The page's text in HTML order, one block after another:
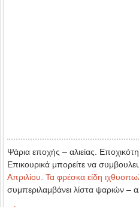
Ψάρια εποχής – αλιείας.
Επικουρικά μπορείτε να
Απριλίου. Τα φρέσκα είδη
συμπεριλαμβάνει λίστα ψαριών –